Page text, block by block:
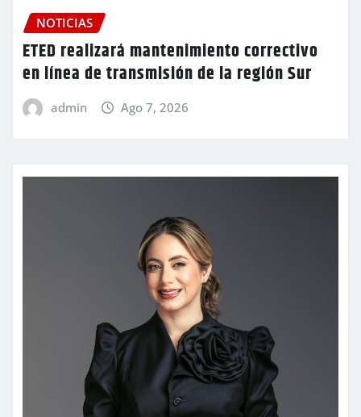
NOTICIAS
ETED realizará mantenimiento correctivo
en línea de transmisión de la región Sur
admin Ago 7, 2026